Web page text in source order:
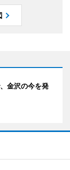
金沢の今を発